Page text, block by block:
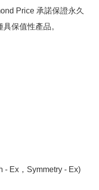
Price 承諾保證永久
保值性產品。
- Ex，Symmetry - Ex)